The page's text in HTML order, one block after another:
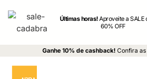
Últimas horas!Aproveite a SALE
60% OFF
Ganhe 10% de cashback! Confira